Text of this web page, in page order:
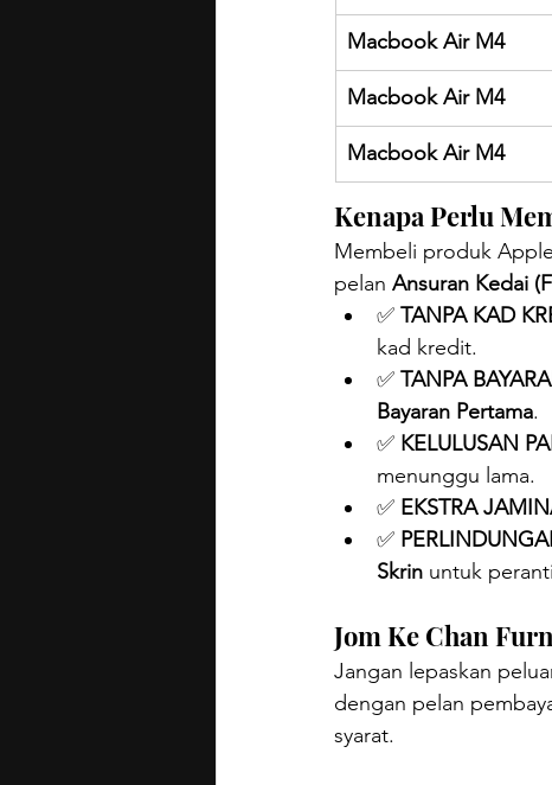
Macbook Air M4
Macbook Air M4
Macbook Air M4
Kenapa Perlu
Membeli produk
pelan Ansuran Kedai
✅ TANPA KAD
kad kredit.
✅ TANPA
Bayaran Pertama.
✅ KELULUSAN
menunggu lama.
✅ EKSTRA
✅
Skrin untuk
Jom Ke Chan
Jangan lepaskan
dengan pelan
syarat.